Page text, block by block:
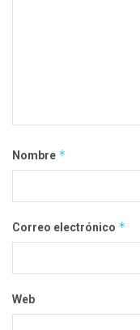
Nombre *
Correo electrónico *
Web